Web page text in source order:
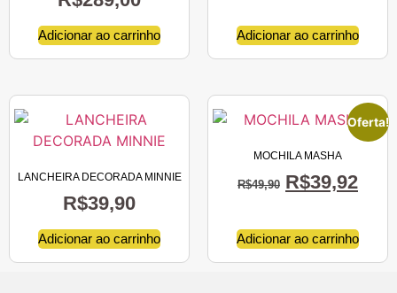
Adicionar ao carrinho Adicionar ao carrinho
LANCHEIRA DECORADA MINNIE
R$39,90
Adicionar ao carrinho
Oferta!
MOCHILA MASHA
R$49,90 R$39,92
Adicionar ao carrinho